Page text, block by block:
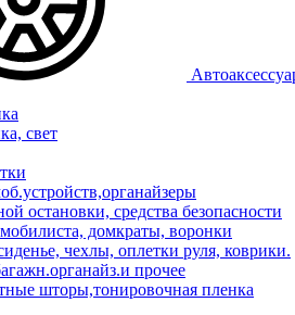
свет
остановки, средства безопасности
домкраты, воронки
чехлы, оплетки руля, коврики.
прочее
шторы,тонировочная пленка